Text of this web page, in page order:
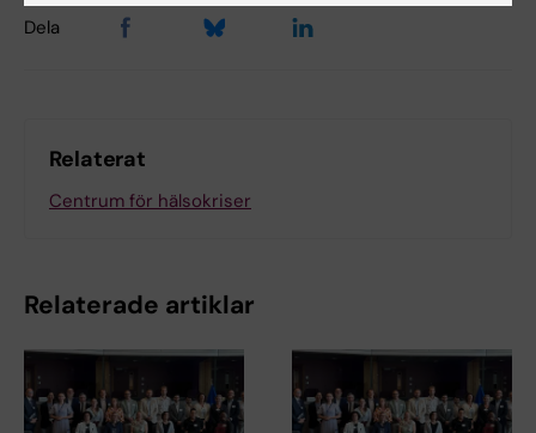
Dela
Relaterat
Centrum för hälsokriser
Relaterade artiklar